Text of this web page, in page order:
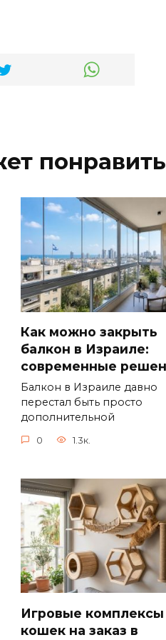
Как можно закрыть
балкон в Израиле:
современные
Балкон в Израиле давно
перестал быть просто
дополнительной
0 1.3к.
Игровые
кошек на заказ в